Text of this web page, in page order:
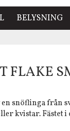
BELYSNING
FLAKE
snöflinga från
kvistar. Fästet i